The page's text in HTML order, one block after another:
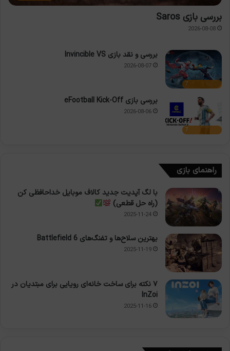
بررسی بازی Saros
2026-08-08
7
بررسی و نقد بازی Invincible VS
2026-08-07
7
بررسی بازی eFootball Kick-Off
2026-08-06
راهنمای بازی
با لگ آپدیت جدید کالاف موبایل خداحافظی کن
(راه حل قطعی)
2025-11-24
بهترین سلاح‌ها و تفنگ‌های Battlefield 6
2025-11-19
۷ نکته برای ساخت خانه‌ای رویایی برای مبتدیان در
InZoi
2025-11-16